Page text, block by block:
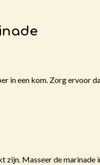
in een kom. Zorg ervoor
zijn. Masseer de marinade